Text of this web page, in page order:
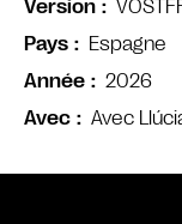
Avec Avec
Version
Pays
Espagne
Année
2026